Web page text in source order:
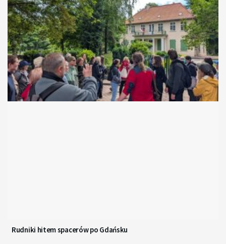
Rudniki hitem spacerów po Gdańsku